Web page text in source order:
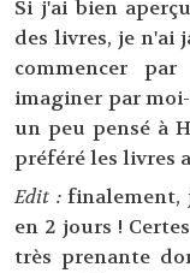
Si j'ai bien
des livres, je n'ai
commencer
imaginer par
un peu pensé à
préféré les livres
Edit :finalement,
en 2 jours !
très prenante